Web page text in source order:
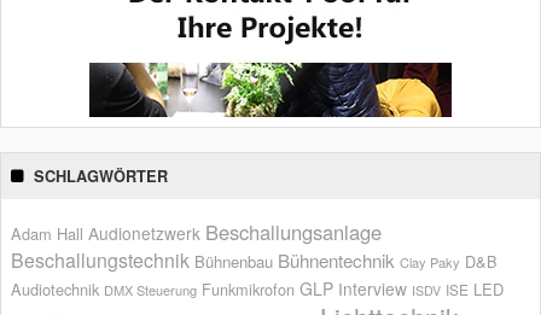
SCHLAGWÖRTER
Adam Hall Audionetzwerk Beschallungsanlage
Beschallungstechnik Bühnenbau Bühnentechnik Clay Paky D&B
Audiotechnik DMX Steuerung Funkmikrofon GLP Interview ISDV ISE LED